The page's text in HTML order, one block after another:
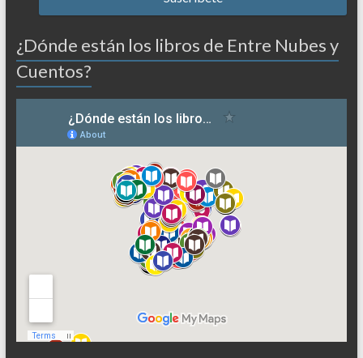
¿Dónde están los libros de Entre Nubes y
Cuentos?